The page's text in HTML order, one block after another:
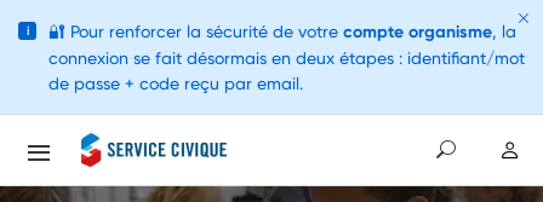
i 🔐 Pour renforcer la sécurité de votre compte organisme, la
connexion se fait désormais en deux étapes : identifiant/mot
de passe + code reçu par email.